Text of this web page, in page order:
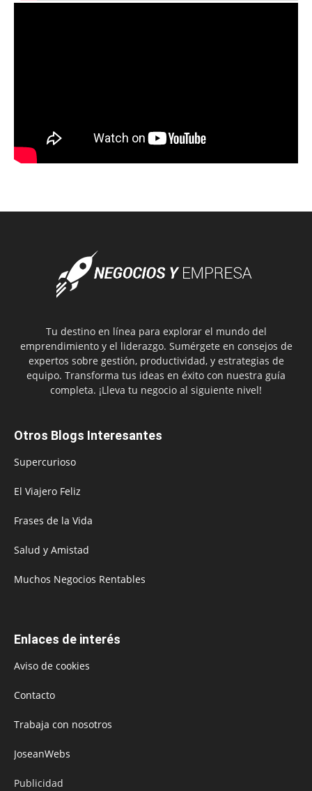
Tu destino en línea para explorar el mundo del
emprendimiento y el liderazgo. Sumérgete en consejos de
expertos sobre gestión, productividad, y estrategias de
equipo. Transforma tus ideas en éxito con nuestra guía
completa. ¡Lleva tu negocio al siguiente nivel!
Otros Blogs Interesantes
Supercurioso
El Viajero Feliz
Frases de la Vida
Salud y Amistad
Muchos Negocios Rentables
Enlaces de interés
Aviso de cookies
Contacto
Trabaja con nosotros
JoseanWebs
Publicidad